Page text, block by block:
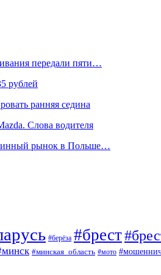
передали пяти…
рублей
ранняя седина
Слова водителя
рынок в Польше…
#берёза #брест
#минская_область #мото